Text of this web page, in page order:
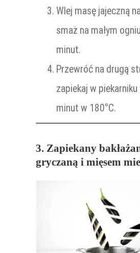
Wlej masę jajeczną
smaż na małym
minut.
Przewróć na drugą
zapiekaj w
minut w 180°C.
3. Zapiekany
gryczaną i mięsem